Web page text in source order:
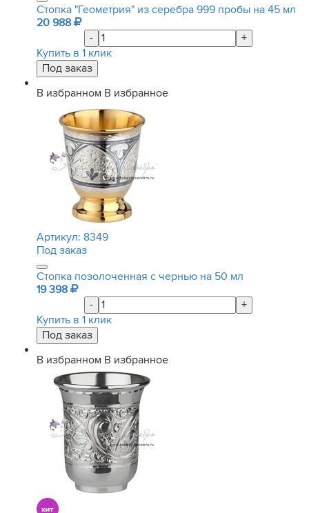
Стопка "Геометрия" из серебра 999 пробы на 45 мл
20 988
-
+
Купить в 1 клик
В избранном В избранное
Артикул: 8349
Под заказ
Стопка позолоченная с чернью на 50 мл
19 398
-
+
Купить в 1 клик
В избранном В избранное